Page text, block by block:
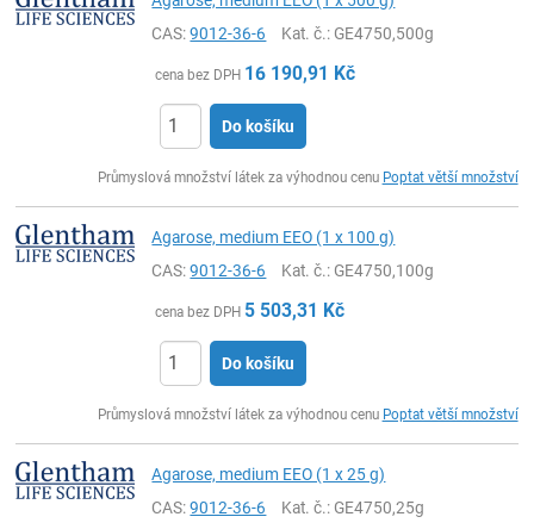
CAS:9012-36-6 Kat. č.: GE4750,500g
cena bez DPH 16 190,91 Kč
Do košíku
Průmyslová množství látek za výhodnou cenu Poptat větší množství
Agarose, medium EEO (1 x 100 g)
CAS:9012-36-6 Kat. č.: GE4750,100g
cena bez DPH 5 503,31 Kč
Do košíku
Průmyslová množství látek za výhodnou cenu Poptat větší množství
Agarose, medium EEO (1 x 25 g)
CAS:9012-36-6 Kat. č.: GE4750,25g